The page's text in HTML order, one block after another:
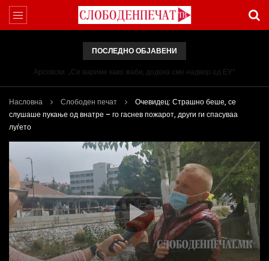
ПОСЛЕДНО ОБЈАВЕНИ
Арсовски: „Се вариме како жаби, додека сме надвор од ЕУ“
Насловна Слободен печат
Очевидец: Страшно беше, се
слушаше пукање од внатре – го гаснев пожарот, други ги спасуваа
луѓето